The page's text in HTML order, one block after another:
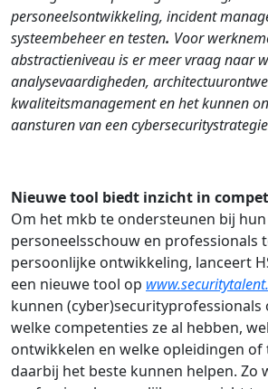
personeelsontwikkeling, incident
systeembeheer en testen. Voor
abstractieniveau is er meer vraag naar
analysevaardigheden,
kwaliteitsmanagement en het kunnen
aansturen van een
Nieuwe tool biedt inzicht in
Om het mkb te ondersteunen bij hun
personeelsschouw en professionals
persoonlijke ontwikkeling, lanceert
een nieuwe tool op
kunnen (cyber)securityprofessionals
welke competenties ze al hebben,
ontwikkelen en welke opleidingen
daarbij het beste kunnen helpen. Zo